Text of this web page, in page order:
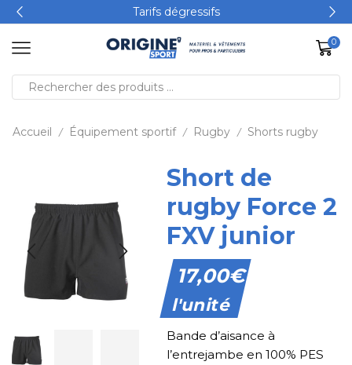
Tarifs dégressifs
0
Accueil / Équipement sportif / Rugby / Shorts rugby
Short de
rugby Force 2
FXV junior
17,00€
l'unité
Bande d’aisance à
l’entrejambe en 100% PES